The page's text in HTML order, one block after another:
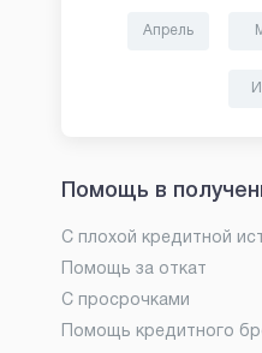
Апрель
Помощь в
С плохой кредитной
Помощь за откат
С просрочками
Помощь кредитного